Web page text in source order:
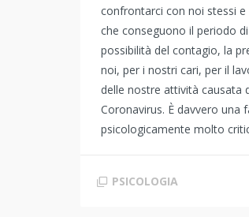
confrontarci con noi stessi
che conseguono il periodo
possibilità del contagio, la
noi, per i nostri cari, per il
delle nostre attività causata
Coronavirus. È davvero una
psicologicamente molto
PSICOLOGIA